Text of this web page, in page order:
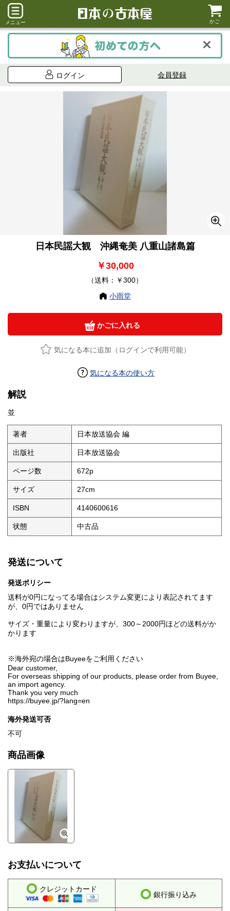
メニュー かご
ログイン 会員登録
日本民謡大観 沖縄奄美 八重山諸島篇
￥30,000
（送料：￥300）
小雨堂
かごに入れる
気になる本に追加（ログインで利用可能）
気になる本の使い方
解説
並
著者 日本放送協会 編
出版社 日本放送協会
ページ数 672p
サイズ 27cm
ISBN 4140600616
状態 中古品
発送について
発送ポリシー
送料が0円になってる場合はシステム変更により表記されてます
が、0円ではありません
サイズ・重量により変わりますが、300～2000円ほどの送料がか
かります
※海外宛の場合はBuyeeをご利用ください
Dear customer,
For overseas shipping of our products, please order from Buyee,
an import agency.
Thank you very much
https://buyee.jp/?lang=en
海外発送可否
不可
商品画像
お支払いについて
クレジットカード
銀行振り込み